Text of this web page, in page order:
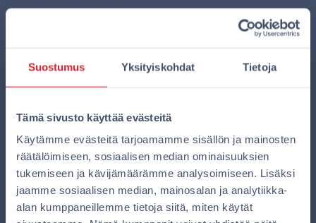
Suostumus Yksityiskohdat Tietoja
Tämä sivusto käyttää evästeitä
Käytämme evästeitä tarjoamamme sisällön ja mainosten
räätälöimiseen, sosiaalisen median ominaisuuksien
tukemiseen ja kävijämäärämme analysoimiseen. Lisäksi
jaamme sosiaalisen median, mainosalan ja analytiikka-
alan kumppaneillemme tietoja siitä, miten käytät
mukavampaa.
Hotellit
Hanko